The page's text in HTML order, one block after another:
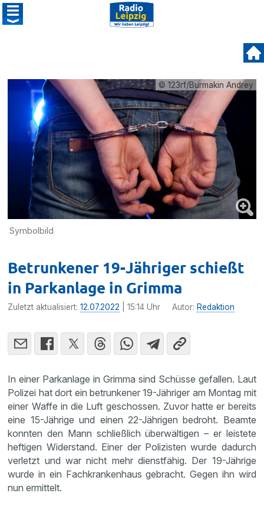
© 123rf/Burmakin Andrey
Symbolbild
Betrunkener 19-Jähriger schießt
in Parkanlage in Grimma
Zuletzt aktualisiert:12.07.2022 | 15:14 Uhr Autor: Redaktion
In einer Parkanlage in Grimma sind Schüsse gefallen. Laut
Polizei hat dort ein betrunkener 19-Jähriger am Montag mit
einer Waffe in die Luft geschossen. Zuvor hatte er bereits
eine 15-Jährige und einen 22-Jährigen bedroht. Beamte
konnten den Mann schließlich überwältigen – er leistete
heftigen Widerstand. Einer der Polizisten wurde dadurch
verletzt und war nicht mehr dienstfähig. Der 19-Jährige
wurde in ein Fachkrankenhaus gebracht. Gegen ihn wird
nun ermittelt.